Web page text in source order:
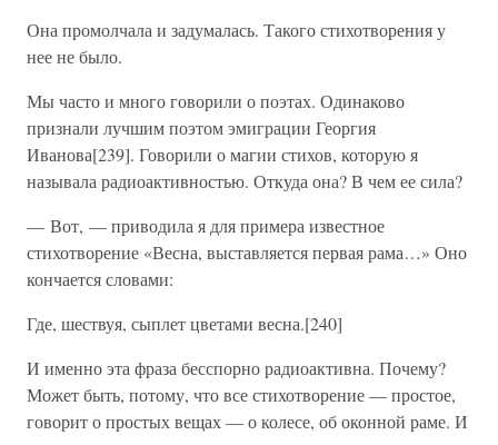
Она промолчала и задумалась. Такого стихотворения у
нее не было.
Мы часто и много говорили о поэтах. Одинаково
признали лучшим поэтом эмиграции Георгия
Иванова[239]. Говорили о магии стихов, которую я
называла радиоактивностью. Откуда она? В чем ее сила?
— Вот, — приводила я для примера известное
стихотворение «Весна, выставляется первая рама…» Оно
кончается словами:
Где, шествуя, сыплет цветами весна.[240]
И именно эта фраза бесспорно радиоактивна. Почему?
Может быть, потому, что все стихотворение — простое,
говорит о простых вещах — о колесе, об оконной раме. И